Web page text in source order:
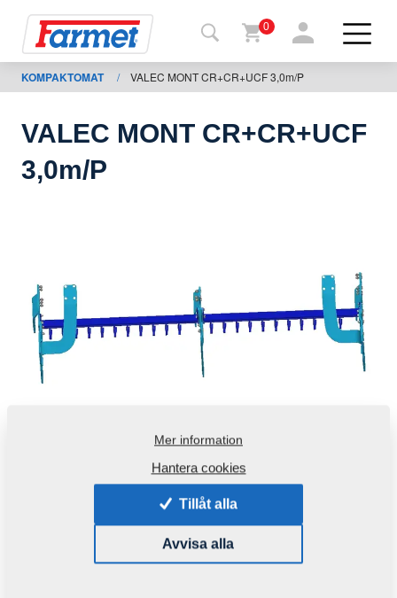
shop
För
nedladdning
0
KOMPAKTOMAT / VALEC MONT CR+CR+UCF 3,0m/P
VALEC MONT CR+CR+UCF
3,0m/P
Produktkod: VZ00047316P1
Mer information
Hantera cookies
Tillåt alla
Avvisa alla